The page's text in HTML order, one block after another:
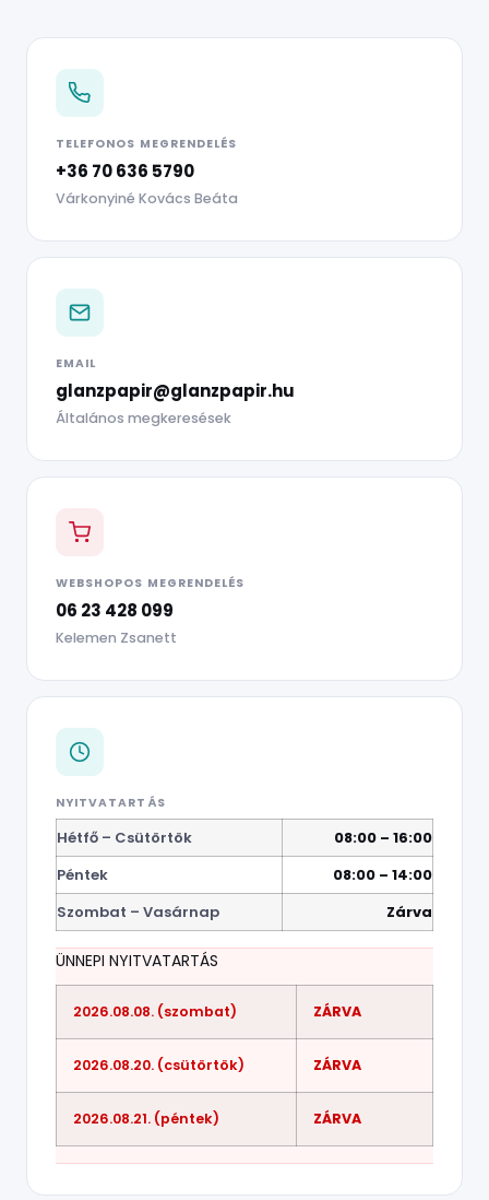
TELEFONOS MEGRENDELÉS
+36 70 636 5790
Várkonyiné Kovács Beáta
EMAIL
glanzpapir@glanzpapir.hu
Általános megkeresések
WEBSHOPOS MEGRENDELÉS
06 23 428 099
Kelemen Zsanett
NYITVATARTÁS
Hétfő – Csütörtök
08:00 – 16:00
Péntek
08:00 – 14:00
Szombat – Vasárnap
Zárva
ÜNNEPI NYITVATARTÁS
2026.08.08. (szombat) ZÁRVA
2026.08.20. (csütörtök) ZÁRVA
2026.08.21. (péntek) ZÁRVA